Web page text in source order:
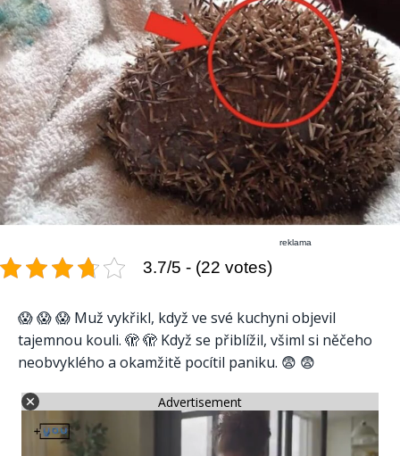
reklama
3.7/5 - (22 votes)
😱 😱 😱 Muž vykřikl, když ve své kuchyni objevil
tajemnou kouli. 🫣 🫣 Když se přiblížil, všiml si něčeho
neobvyklého a okamžitě pocítil paniku. 😨 😨
Advertisement